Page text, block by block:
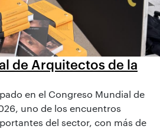
de Arquitectos de la
en el Congreso Mundial de
uno de los encuentros
del sector, con más de